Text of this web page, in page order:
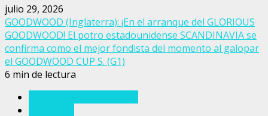
julio 29, 2026
GOODWOOD (Inglaterra): ¡En el arranque del GLORIOUS
GOODWOOD! El potro estadounidense SCANDINAVIA se
confirma como el mejor fondista del momento al galopar
el GOODWOOD CUP S. (G1)
6 min de lectura